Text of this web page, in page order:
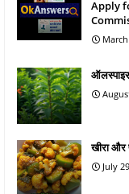
Apply
खीरा और
July